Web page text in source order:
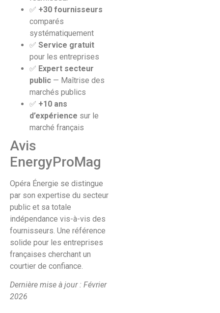
✅ +30 fournisseurs
comparés
systématiquement
✅ Service gratuit
pour les entreprises
✅ Expert secteur
public — Maîtrise des
marchés publics
✅ +10 ans
d’expérience sur le
marché français
Avis
EnergyProMag
Opéra Énergie se distingue
par son expertise du secteur
public et sa totale
indépendance vis-à-vis des
fournisseurs. Une référence
solide pour les entreprises
françaises cherchant un
courtier de confiance.
Dernière mise à jour : Février
2026